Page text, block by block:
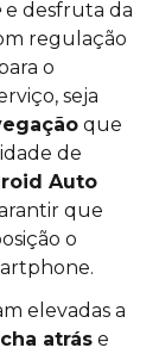
e desfruta da
regulação
o
seja
que
de
Auto
que
o
elevadas a
atrás e